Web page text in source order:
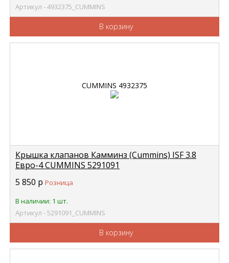
Артикул - 4932375_CUMMINS
В корзину
Крышка клапанов Камминз (Cummins) ISF 3.8
Евро-4 CUMMINS 5291091
5 850 р Розница
В наличии: 1 шт.
Артикул - 5291091_CUMMINS
В корзину